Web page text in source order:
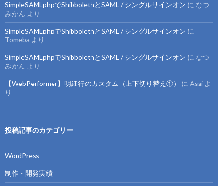
SimpleSAMLphpでShibbolethとSAML / シングルサインオン に なつ
みかん より
SimpleSAMLphpでShibbolethとSAML / シングルサインオン に
Tomeba より
SimpleSAMLphpでShibbolethとSAML / シングルサインオン に なつ
みかん より
【WebPerformer】明細行のカスタム（上下切り替え①） に Asai よ
り
投稿記事のカテゴリー
WordPress
制作・開発実績